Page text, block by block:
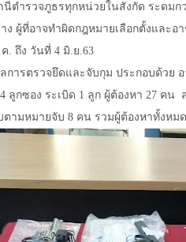
นีตำรวจภูธรทุกหน่วยในสังกัด ระดม
ง ผู้ที่อาจทำผิดกฎหมายเลือกตั้งและ
. ถึง วันที่ 4 มิ.ย.63
การตรวจยึดและจับกุม ประกอบด้วย
ลูกซอง ระเบิด 1 ลูก ผู้ต้องหา 27 คน
ตามหมายจับ 8 คน รวมผู้ต้องหาทั้งหม